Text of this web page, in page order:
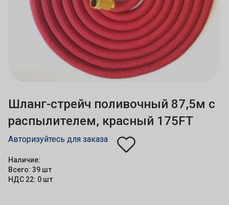
Шланг-стрейч поливочный 87,5м с
распылителем, красный 175FT
Авторизуйтесь для заказа
Наличие:
Всего: 39 шт
НДС 22: 0 шт